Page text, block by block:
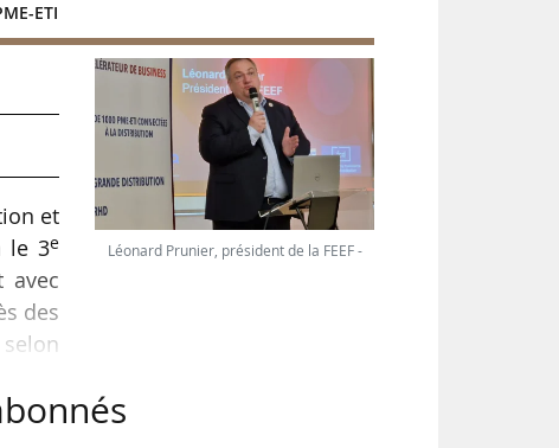
ETI
et
le 3e
avec
des
Léonard Prunier, président de la FEEF -